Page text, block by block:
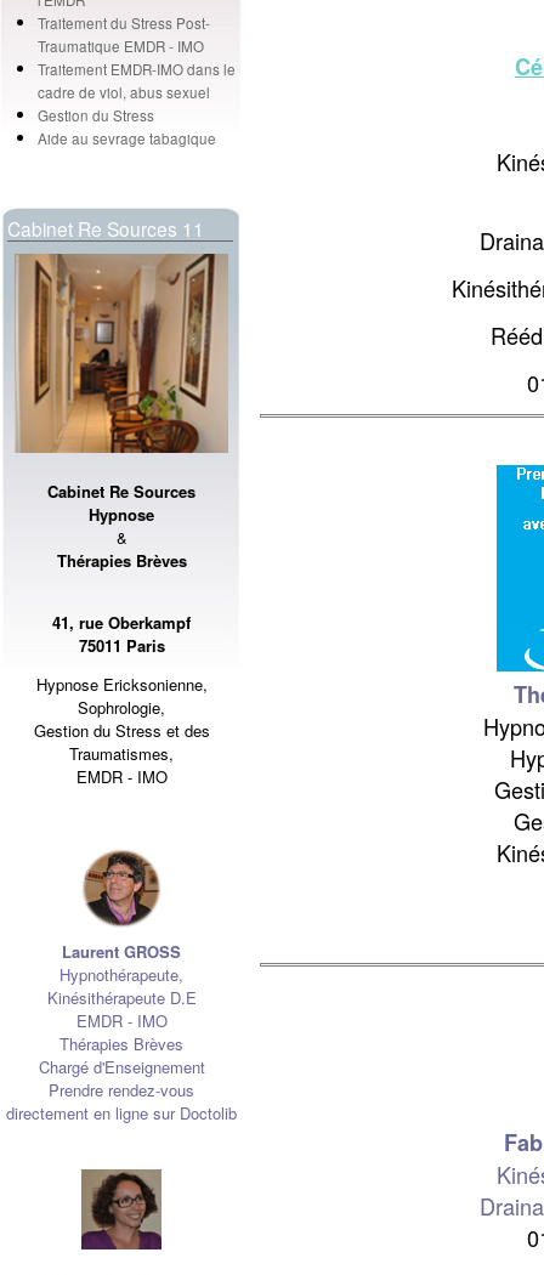
Traitement du Stress Post-
Traumatique EMDR - IMO
Traitement EMDR-IMO dans le
cadre de viol, abus sexuel
Gestion du Stress
Aide au sevrage tabagique
Cabinet Re Sources 11
Cabinet Re Sources
Hypnose
&
Thérapies Brèves
41, rue Oberkampf
75011 Paris
Hypnose Ericksonienne,
Sophrologie,
Gestion du Stress et des
Traumatismes,
EMDR - IMO
Laurent GROSS
Hypnothérapeute,
Kinésithérapeute D.E
EMDR - IMO
Thérapies Brèves
Chargé d'Enseignement
Prendre rendez-vous
directement en ligne sur Doctolib